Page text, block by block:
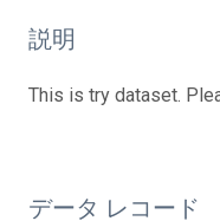
説明
This is try dataset.
データ レコード